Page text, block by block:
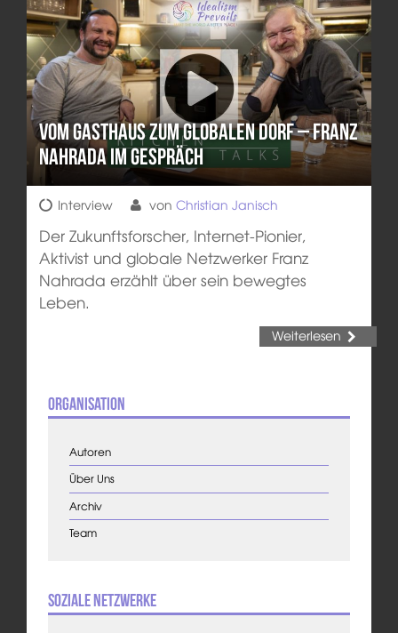
Vom Gasthaus zum Globalen Dorf – Franz
Nahrada im Gespräch
Interview von Christian Janisch
Der Zukunftsforscher, Internet-Pionier,
Aktivist und globale Netzwerker Franz
Nahrada erzählt über sein bewegtes
Leben.
Weiterlesen
Organisation
Autoren
Über Uns
Archiv
Team
Soziale Netzwerke